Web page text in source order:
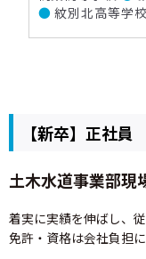
● 紋別北高等学校
【新卒】正社員
土木水道事業部現
着実に実績を伸ばし、
免許・資格は会社負担